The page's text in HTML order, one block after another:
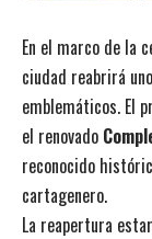
En el marco de la
ciudad reabrirá
emblemáticos. El
el renovado
reconocido
cartagenero.
La reapertura